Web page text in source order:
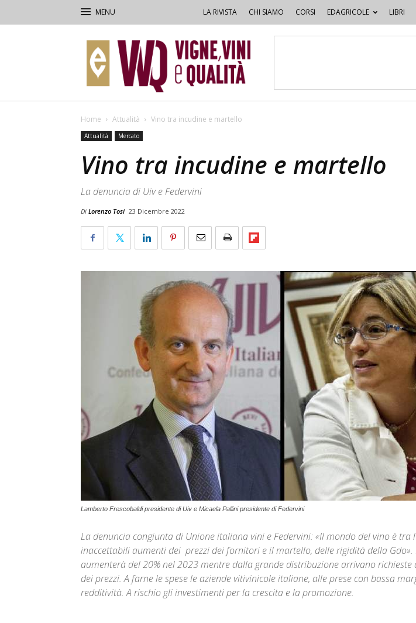
LA RIVISTA CHI SIAMO CORSI EDAGRICOLE LIBRI
–
Vigne,
Vini
&
Home Attualità Vino tra incudine e martello
Attualità Mercato
Vino tra incudine e martello
La denuncia di Uiv e Federvini
Di Lorenzo Tosi 23 Dicembre 2022
Lamberto Frescobaldi presidente di Uiv e Micaela Pallini presidente di Federvini
La denuncia congiunta di Unione italiana vini e Federvini: «Il mondo del vino è tra
inaccettabili aumenti dei prezzi dei fornitori e il martello, delle rigidità della Gdo».
aumenterà del 20% nel 2023 mentre dalla grande distribuzione arrivano richieste
dei prezzi. A farne le spese le aziende vitivinicole italiane, alle prese con bassa
redditività. A rischio gli investimenti per la crescita e la promozione.